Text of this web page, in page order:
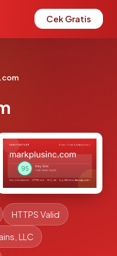
Cek Gratis
HTTPS Valid
LLC